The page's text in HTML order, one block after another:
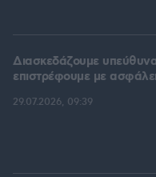
Διασκεδάζουμε
επιστρέφουμε με
29.07.2026, 09:39